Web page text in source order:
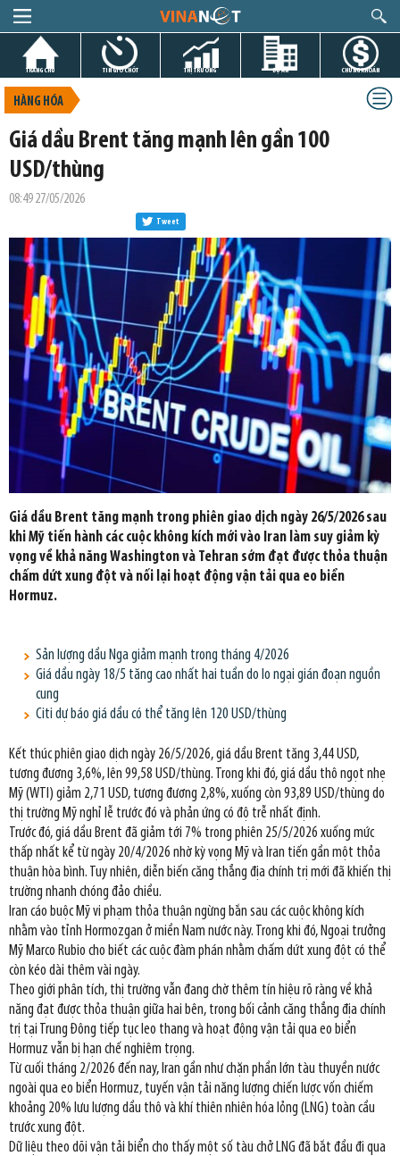
TRANG CHỦ TIN GIỜ CHÓT THỊ TRƯỜNG DỰ ÁN CHỨNG KHOÁN
HÀNG HÓA
Giá dầu Brent tăng mạnh lên gần 100
USD/thùng
08:49 27/05/2026
Tweet
Giá dầu Brent tăng mạnh trong phiên giao dịch ngày 26/5/2026 sau
khi Mỹ tiến hành các cuộc không kích mới vào Iran làm suy giảm kỳ
vọng về khả năng Washington và Tehran sớm đạt được thỏa thuận
chấm dứt xung đột và nối lại hoạt động vận tải qua eo biển
Hormuz.
Sản lượng dầu Nga giảm mạnh trong tháng 4/2026
Giá dầu ngày 18/5 tăng cao nhất hai tuần do lo ngại gián đoạn nguồn
cung
Citi dự báo giá dầu có thể tăng lên 120 USD/thùng
Kết thúc phiên giao dịch ngày 26/5/2026, giá dầu Brent tăng 3,44 USD,
tương đương 3,6%, lên 99,58 USD/thùng. Trong khi đó, giá dầu thô ngọt nhẹ
Mỹ (WTI) giảm 2,71 USD, tương đương 2,8%, xuống còn 93,89 USD/thùng do
thị trường Mỹ nghỉ lễ trước đó và phản ứng có độ trễ nhất định.
Trước đó, giá dầu Brent đã giảm tới 7% trong phiên 25/5/2026 xuống mức
thấp nhất kể từ ngày 20/4/2026 nhờ kỳ vọng Mỹ và Iran tiến gần một thỏa
thuận hòa bình. Tuy nhiên, diễn biến căng thẳng địa chính trị mới đã khiến thị
trường nhanh chóng đảo chiều.
Iran cáo buộc Mỹ vi phạm thỏa thuận ngừng bắn sau các cuộc không kích
nhằm vào tỉnh Hormozgan ở miền Nam nước này. Trong khi đó, Ngoại trưởng
Mỹ Marco Rubio cho biết các cuộc đàm phán nhằm chấm dứt xung đột có thể
còn kéo dài thêm vài ngày.
Theo giới phân tích, thị trường vẫn đang chờ thêm tín hiệu rõ ràng về khả
năng đạt được thỏa thuận giữa hai bên, trong bối cảnh căng thẳng địa chính
trị tại Trung Đông tiếp tục leo thang và hoạt động vận tải qua eo biển
Hormuz vẫn bị hạn chế nghiêm trọng.
Từ cuối tháng 2/2026 đến nay, Iran gần như chặn phần lớn tàu thuyền nước
ngoài qua eo biển Hormuz, tuyến vận tải năng lượng chiến lược vốn chiếm
khoảng 20% lưu lượng dầu thô và khí thiên nhiên hóa lỏng (LNG) toàn cầu
trước xung đột.
Dữ liệu theo dõi vận tải biển cho thấy một số tàu chở LNG đã bắt đầu đi qua